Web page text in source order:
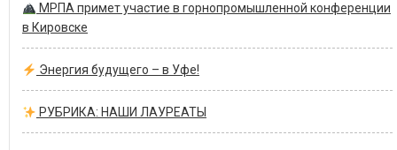
МРПА примет участие в горнопромышленной конференции
в Кировске
Энергия будущего – в Уфе!
РУБРИКА: НАШИ ЛАУРЕАТЫ